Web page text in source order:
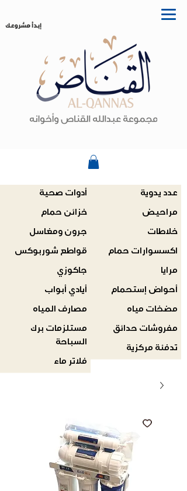
إبدأ مشروعك
أدوات صحية
خزائن حمام
جرون ومغاسل
قواطع شوربوكس
جاكوزي
أيادي أبواب
مصارف المياه
مستلزمات برك
السباحة
فلاتر ماء
عدد يدوية
مراحيض
خلاطات
اكسسوارات حمام
مرايا
أحواض إستحمام
مضخات مياه
مفروشات حدائق
تدفئة مركزية